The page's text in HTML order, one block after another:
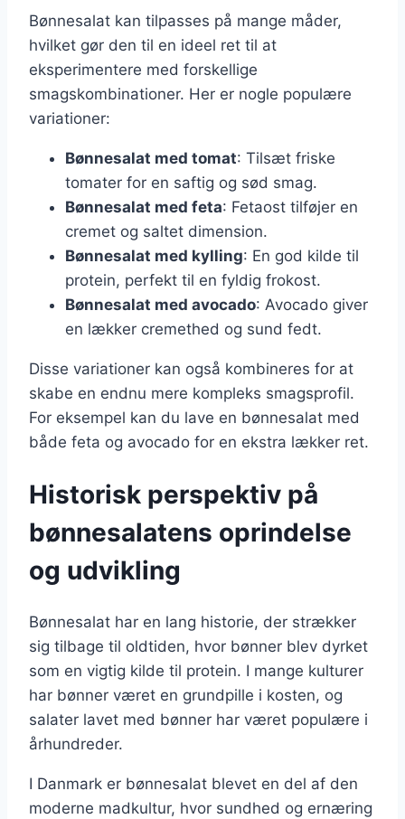
Bønnesalat kan tilpasses på mange måder,
hvilket gør den til en ideel ret til at
eksperimentere med forskellige
smagskombinationer. Her er nogle populære
variationer:
Bønnesalat med tomat: Tilsæt friske
tomater for en saftig og sød smag.
Bønnesalat med feta: Fetaost tilføjer en
cremet og saltet dimension.
Bønnesalat med kylling: En god kilde til
protein, perfekt til en fyldig frokost.
Bønnesalat med avocado: Avocado giver
en lækker cremethed og sund fedt.
Disse variationer kan også kombineres for at
skabe en endnu mere kompleks smagsprofil.
For eksempel kan du lave en bønnesalat med
både feta og avocado for en ekstra lækker ret.
Historisk perspektiv på
bønnesalatens oprindelse
og udvikling
Bønnesalat har en lang historie, der strækker
sig tilbage til oldtiden, hvor bønner blev dyrket
som en vigtig kilde til protein. I mange kulturer
har bønner været en grundpille i kosten, og
salater lavet med bønner har været populære i
århundreder.
I Danmark er bønnesalat blevet en del af den
moderne madkultur, hvor sundhed og ernæring